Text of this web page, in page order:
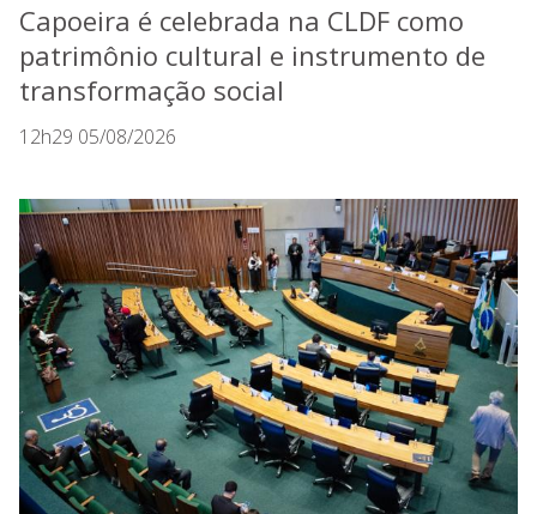
Capoeira é celebrada na CLDF como
patrimônio cultural e instrumento de
transformação social
12h29 05/08/2026